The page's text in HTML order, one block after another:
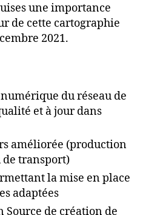
une importance
de cette cartographie
2021.
du réseau de
et à jour dans
améliorée (production
de transport)
la mise en place
adaptées
Source de création de